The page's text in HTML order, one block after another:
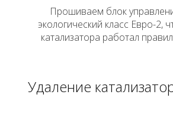
Прошиваем блок
экологический класс Евро-2,
катализатора работал
Удаление